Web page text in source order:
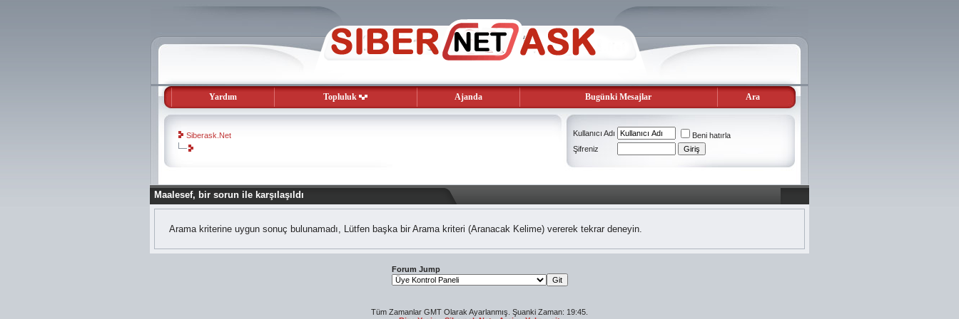
Yardım Topluluk Ajanda Bugünki Mesajlar Ara
Siberask.Net Kullanıcı Adı
Beni hatırla
Şifreniz
Maalesef, bir sorun ile karşılaşıldı
Arama kriterine uygun sonuç bulunamadı, Lütfen başka bir Arama kriteri (Aranacak Kelime) vererek tekrar deneyin.
Forum Jump
Tüm Zamanlar GMT Olarak Ayarlanmış. Şuanki Zaman: 19:45